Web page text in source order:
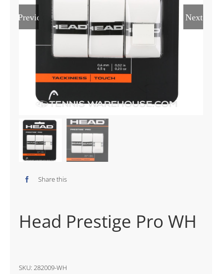
Previous Next
Share this
Head Prestige Pro WH
SKU: 282009-WH